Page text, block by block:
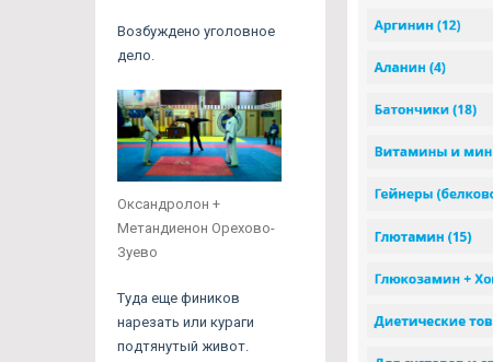
Возбуждено уголовное
дело.
Оксандролон +
Метандиенон Орехово-
Зуево
Туда еще фиников
нарезать или кураги
подтянутый живот.